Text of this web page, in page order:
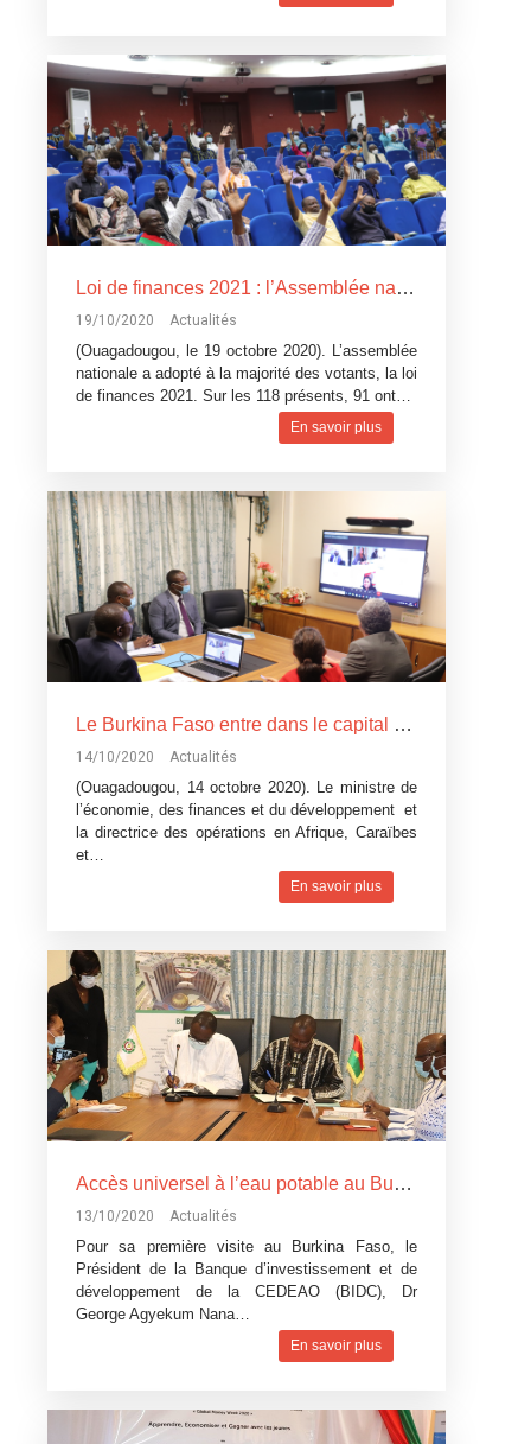
Loi de finances 2021 : l’Assemblée nationale approuve.
19/10/2020 Actualités
(Ouagadougou, le 19 octobre 2020). L’assemblée
nationale a adopté à la majorité des votants, la loi
de finances 2021. Sur les 118 présents, 91 ont…
En savoir plus
Le Burkina Faso entre dans le capital de l’Agence pour l’assurance du commerce en Afrique (ACA).
14/10/2020 Actualités
(Ouagadougou, 14 octobre 2020). Le ministre de
l’économie, des finances et du développement et
la directrice des opérations en Afrique, Caraïbes
et…
En savoir plus
Accès universel à l’eau potable au Burkina Faso: La Banque d’investissement et de développement de la CEDEAO accorde un financement de 5,110 milliards de F CFA
13/10/2020 Actualités
Pour sa première visite au Burkina Faso, le
Président de la Banque d’investissement et de
développement de la CEDEAO (BIDC), Dr
George Agyekum Nana…
En savoir plus